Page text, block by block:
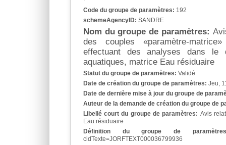
Code du groupe de paramètres: 192
schemeAgencyID: SANDRE
Nom du groupe de paramètres:
des couples «paramètre-
effectuant des analyses dans
aquatiques, matrice Eau résiduaire
Statut du groupe de paramètres: Validé
Date de création du groupe de paramètres: Jeu,
Date de dernière mise à jour du groupe de
Auteur de la demande de création du groupe de
Libellé court du groupe de paramètres: Avis
Eau résiduaire
Définition du groupe de
cidTexte=JORFTEXT000036799936